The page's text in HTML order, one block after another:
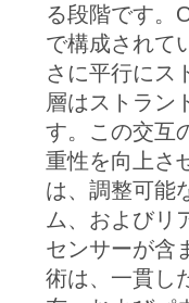
る段階です。
で構成されて
さに平行にス
層はストラン
す。この交互
重性を向上さ
は、調整可能
ム、およびリ
センサーが含
術は、一貫し